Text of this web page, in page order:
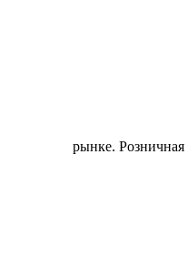
рынке. Розничная